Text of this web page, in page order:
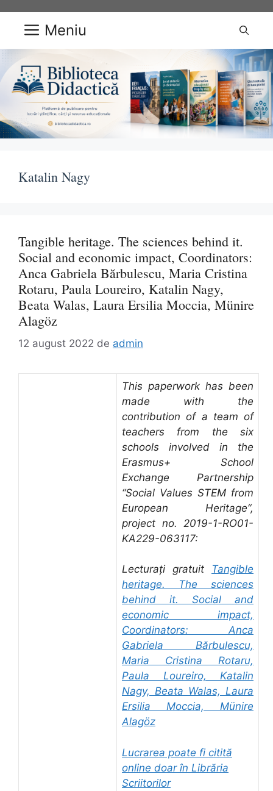
conținut Meniu
Katalin Nagy
Tangible heritage. The sciences behind it.
Social and economic impact, Coordinators:
Anca Gabriela Bărbulescu, Maria Cristina
Rotaru, Paula Loureiro, Katalin Nagy,
Beata Walas, Laura Ersilia Moccia, Münire
Alagöz
12 august 2022 de admin
This paperwork has been
made with the
contribution of a team of
teachers from the six
schools involved in the
Erasmus+ School
Exchange Partnership
“Social Values STEM from
European Heritage“,
project no. 2019-1-RO01-
KA229-063117:
Lecturați gratuit Tangible
heritage. The sciences
behind it. Social and
economic impact,
Coordinators: Anca
Gabriela Bărbulescu,
Maria Cristina Rotaru,
Paula Loureiro, Katalin
Nagy, Beata Walas, Laura
Ersilia Moccia, Münire
Alagöz
Lucrarea poate fi citită
online doar în Librăria
Scriitorilor